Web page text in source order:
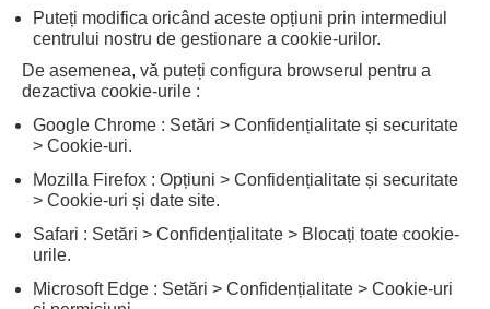
Puteți modifica oricând aceste opțiuni prin intermediul
centrului nostru de gestionare a cookie-urilor.
De asemenea, vă puteți configura browserul pentru a
dezactiva cookie-urile :
Google Chrome : Setări > Confidențialitate și securitate
> Cookie-uri.
Mozilla Firefox : Opțiuni > Confidențialitate și securitate
> Cookie-uri și date site.
Safari : Setări > Confidențialitate > Blocați toate cookie-
urile.
Microsoft Edge : Setări > Confidențialitate > Cookie-uri